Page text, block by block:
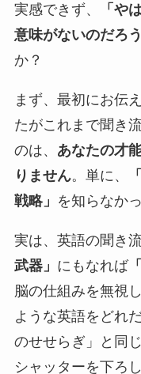
実感できず、
「や
意味がないのだろう
か？
まず、最初にお伝
たがこれまで聞き
のは、 あなたの才
りません。単に、
戦略」 を知らなか
実は、英語の聞き
武器」 にもなれば
脳の仕組みを無視
ような英語をどれ
のせせらぎ」と同
シャッターを下ろ